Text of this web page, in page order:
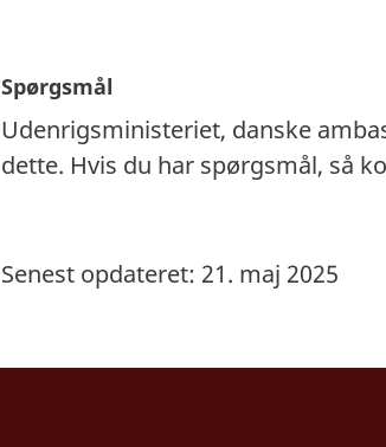
Spørgsmål
Udenrigsministeriet, danske
dette. Hvis du har spørgsmål, så
Senest opdateret: 21. maj 2025